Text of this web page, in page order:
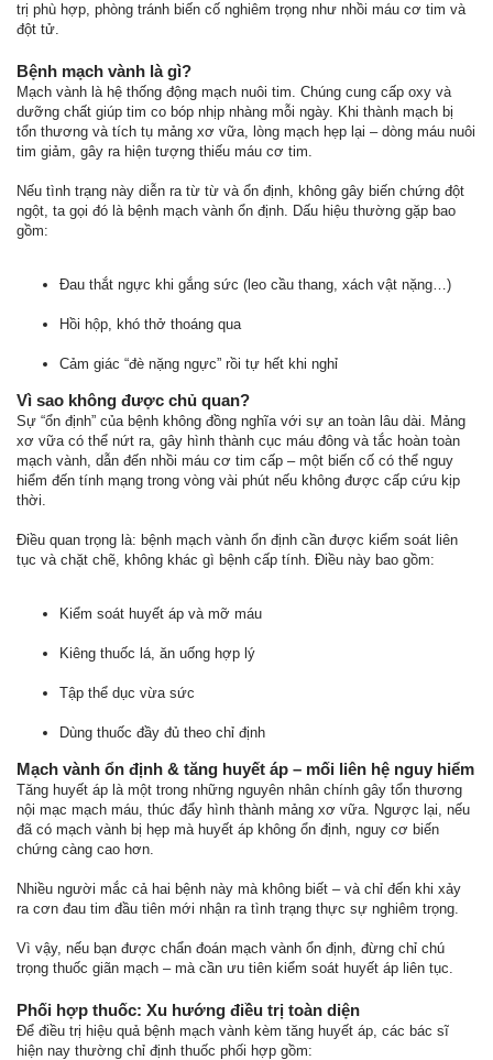
trị phù hợp, phòng tránh biến cố nghiêm trọng như nhồi máu cơ tim và
đột tử.
Bệnh mạch vành là gì?
Mạch vành là hệ thống động mạch nuôi tim. Chúng cung cấp oxy và
dưỡng chất giúp tim co bóp nhịp nhàng mỗi ngày. Khi thành mạch bị
tổn thương và tích tụ mảng xơ vữa, lòng mạch hẹp lại – dòng máu nuôi
tim giảm, gây ra hiện tượng thiếu máu cơ tim.
Nếu tình trạng này diễn ra từ từ và ổn định, không gây biến chứng đột
ngột, ta gọi đó là bệnh mạch vành ổn định. Dấu hiệu thường gặp bao
gồm:
Đau thắt ngực khi gắng sức (leo cầu thang, xách vật nặng…)
Hồi hộp, khó thở thoáng qua
Cảm giác “đè nặng ngực” rồi tự hết khi nghỉ
Vì sao không được chủ quan?
Sự “ổn định” của bệnh không đồng nghĩa với sự an toàn lâu dài. Mảng
xơ vữa có thể nứt ra, gây hình thành cục máu đông và tắc hoàn toàn
mạch vành, dẫn đến nhồi máu cơ tim cấp – một biến cố có thể nguy
hiểm đến tính mạng trong vòng vài phút nếu không được cấp cứu kịp
thời.
Điều quan trọng là: bệnh mạch vành ổn định cần được kiểm soát liên
tục và chặt chẽ, không khác gì bệnh cấp tính. Điều này bao gồm:
Kiểm soát huyết áp và mỡ máu
Kiêng thuốc lá, ăn uống hợp lý
Tập thể dục vừa sức
Dùng thuốc đầy đủ theo chỉ định
Mạch vành ổn định & tăng huyết áp – mối liên hệ nguy hiểm
Tăng huyết áp là một trong những nguyên nhân chính gây tổn thương
nội mạc mạch máu, thúc đẩy hình thành mảng xơ vữa. Ngược lại, nếu
đã có mạch vành bị hẹp mà huyết áp không ổn định, nguy cơ biến
chứng càng cao hơn.
Nhiều người mắc cả hai bệnh này mà không biết – và chỉ đến khi xảy
ra cơn đau tim đầu tiên mới nhận ra tình trạng thực sự nghiêm trọng.
Vì vậy, nếu bạn được chẩn đoán mạch vành ổn định, đừng chỉ chú
trọng thuốc giãn mạch – mà cần ưu tiên kiểm soát huyết áp liên tục.
Phối hợp thuốc: Xu hướng điều trị toàn diện
Để điều trị hiệu quả bệnh mạch vành kèm tăng huyết áp, các bác sĩ
hiện nay thường chỉ định thuốc phối hợp gồm: